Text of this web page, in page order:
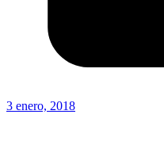
3 enero, 2018